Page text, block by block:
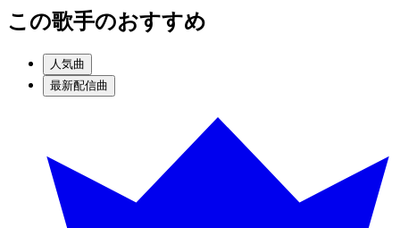
この歌手のおすすめ
人気曲
最新配信曲